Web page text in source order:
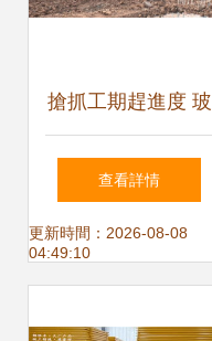
搶抓工期趕進度 玻
璃制品與精細陶瓷
生產線二期項目力
查看詳情
更新時間：2026-08-08
04:49:10